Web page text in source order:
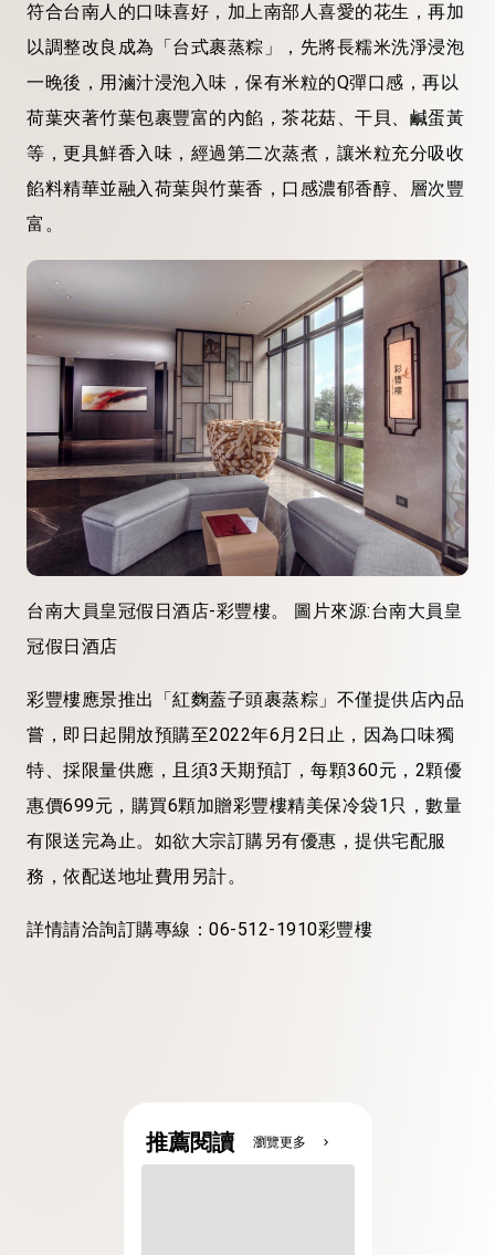
符合台南人的口味喜好，加上南部人喜愛的花生，再加
以調整改良成為「台式裹蒸粽」，先將長糯米洗淨浸泡
一晚後，用滷汁浸泡入味，保有米粒的Q彈口感，再以
荷葉夾著竹葉包裹豐富的內餡，茶花菇、干貝、鹹蛋黃
等，更具鮮香入味，經過第二次蒸煮，讓米粒充分吸收
餡料精華並融入荷葉與竹葉香，口感濃郁香醇、層次豐
富。
台南大員皇冠假日酒店-彩豐樓。 圖片來源:台南大員皇
冠假日酒店
彩豐樓應景推出「紅麴蓋子頭裹蒸粽」不僅提供店內品
嘗，即日起開放預購至2022年6月2日止，因為口味獨
特、採限量供應，且須3天期預訂，每顆360元，2顆優
惠價699元，購買6顆加贈彩豐樓精美保冷袋1只，數量
有限送完為止。如欲大宗訂購另有優惠，提供宅配服
務，依配送地址費用另計。
詳情請洽詢訂購專線：06-512-1910彩豐樓
推薦閱讀 瀏覽更多 chevron_right